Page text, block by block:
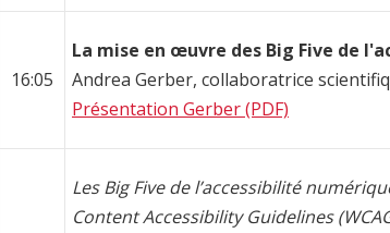
16:05
La mise en œuvre des Big Five de
Andrea Gerber, collaboratrice
Présentation Gerber (PDF)
Les Big Five de l’accessibilité
Content Accessibility Guidelines